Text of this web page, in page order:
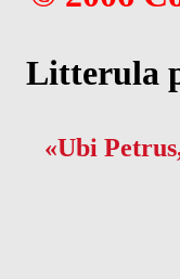
Litterula
«Ubi